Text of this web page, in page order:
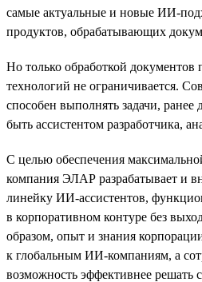
самые актуальные и новые ИИ-
продуктов, обрабатывающих
Но только обработкой
технологий не ограничивается.
способен выполнять задачи, ранее
быть ассистентом разработчика,
С целью обеспечения
компания ЭЛАР разрабатывает и
линейку ИИ-ассистентов,
в корпоративном контуре без
образом, опыт и знания
к глобальным ИИ-компаниям, а
возможность эффективнее решать